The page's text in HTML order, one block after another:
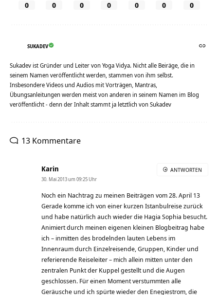
0 0 0 0 0 0 0
SUKADEV
Sukadev ist Gründer und Leiter von Yoga Vidya. Nicht alle Beiräge, die in
seinem Namen veröffentlicht werden, stammen von ihm selbst.
Insbesondere Videos und Audios mit Vorträgen, Mantras,
Übungsanleitungen werden meist von anderen in seinem Namen im Blog
veröffentlicht - denn der Inhalt stammt ja letztlich von Sukadev
13 Kommentare
Karin
30. Mai 2013 um 09:25 Uhr
Noch ein Nachtrag zu meinen Beiträgen vom 28. April 13
Gerade komme ich von einer kurzen Istanbulreise zurück
und habe natürlich auch wieder die Hagia Sophia besucht.
Animiert durch meinen eigenen kleinen Blogbeitrag habe
ich – inmitten des brodelnden lauten Lebens im
Innenraum durch Einzelreisende, Gruppen, Kinder und
referierende Reiseleiter – mich allein mitten unter den
zentralen Punkt der Kuppel gestellt und die Augen
geschlossen. Für einen Moment verstummten alle
Geräusche und ich spürte wieder den Enegiestrom, die
ANTWORTEN